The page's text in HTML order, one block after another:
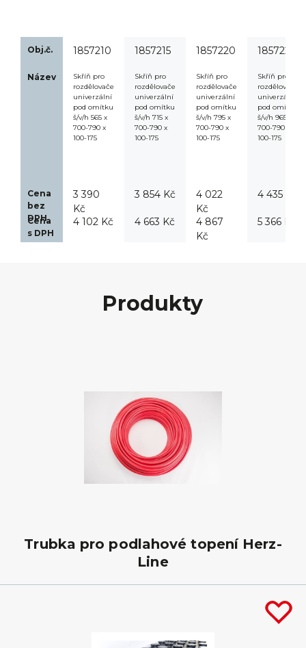
Obj.č.
Název
Cena
bez
DPH
Cena
s DPH
1857210
Skříň pro
rozdělovače
univerzální
pod omítku
š/v/h 565 x
700-790 x
100-175
3 390
Kč
4 102 Kč
1857215
Skříň pro
rozdělovače
univerzální
pod omítku
š/v/h 715 x
700-790 x
100-175
3 854 Kč
4 663 Kč
1857220
Skříň pro
rozdělovače
univerzální
pod omítku
š/v/h 795 x
700-790 x
100-175
4 022
Kč
4 867
Kč
1857225
Skříň pro
rozdělovače
univerzální
pod omítku
š/v/h 965 x
700-790 x
100-175
4 435 Kč
5 366 Kč
Produkty
Trubka pro podlahové topení Herz-
Line